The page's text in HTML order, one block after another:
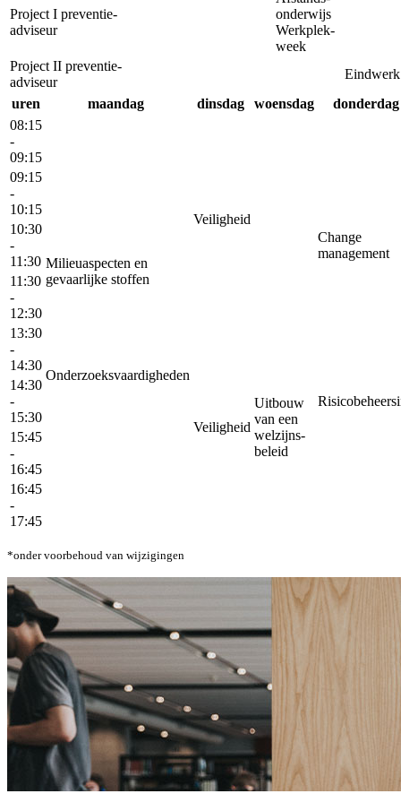
Project I preventie­
adviseur
onderwijs
Werkplek­
week
Project II preventie­
adviseur
Eindwerk
Voorbeeldlessenrooster van de micro-credential
uren maandag dinsdag woensdag
donderdag
08:15
-
09:15
Veiligheid
09:15
-
10:15
Change
management
10:30
-
11:30 Milieuaspecten en
gevaarlijke stoffen
11:30
-
12:30
13:30
-
14:30
Onderzoeksvaardigheden
Veiligheid
Uitbouw
van een
welzijns­
beleid
14:30
-
15:30
15:45
-
16:45
16:45
-
17:45
*onder voorbehoud van wijzigingen